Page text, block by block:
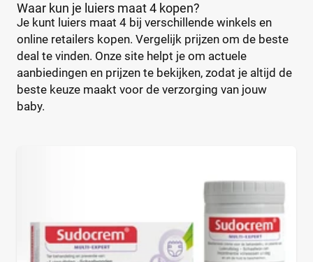
Waar kun je luiers maat 4 kopen?
Je kunt luiers maat 4 bij verschillende winkels en
online retailers kopen. Vergelijk prijzen om de beste
deal te vinden. Onze site helpt je om actuele
aanbiedingen en prijzen te bekijken, zodat je altijd de
beste keuze maakt voor de verzorging van jouw
baby.